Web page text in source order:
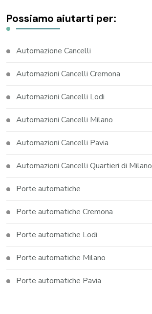
Possiamo aiutarti per:
Automazione Cancelli
Automazioni Cancelli Cremona
Automazioni Cancelli Lodi
Automazioni Cancelli Milano
Automazioni Cancelli Pavia
Automazioni Cancelli Quartieri di Milano
Porte automatiche
Porte automatiche Cremona
Porte automatiche Lodi
Porte automatiche Milano
Porte automatiche Pavia